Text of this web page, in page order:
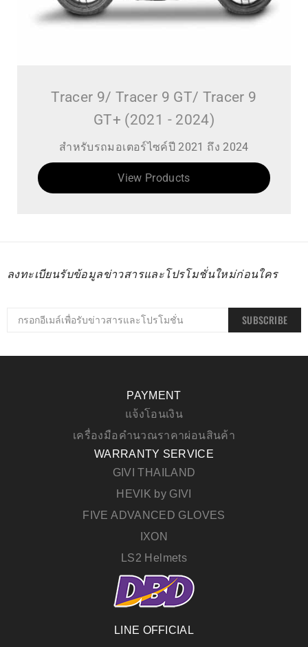
Tracer 9/ Tracer 9 GT/ Tracer 9
GT+ (2021 - 2024)
สำหรับรถมอเตอร์ไซค์ปี 2021 ถึง 2024
View Products
ลงทะเบียนรับข้อมูลข่าวสารและโปรโมชั่นใหม่ก่อนใคร
SUBSCRIBE
PAYMENT
แจ้งโอนเงิน
เครื่องมือคำนวณราคาผ่อนสินค้า
WARRANTY SERVICE
GIVI THAILAND
HEVIK by GIVI
FIVE ADVANCED GLOVES
IXON
LS2 Helmets
LINE OFFICIAL